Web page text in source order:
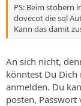
PS: Beim stöbern
dovecot die sql
Kann das damit
An sich nicht,
könntest Du
anmelden. Du
posten, Passwort